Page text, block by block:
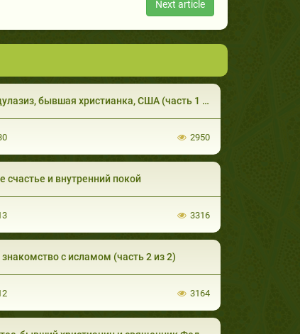
Next article
бывшая христианка, США (часть 1 из 4). Ислам и Христианство
2950
счастье и внутренний покой
3316
с исламом (часть 2 из 2)
3164